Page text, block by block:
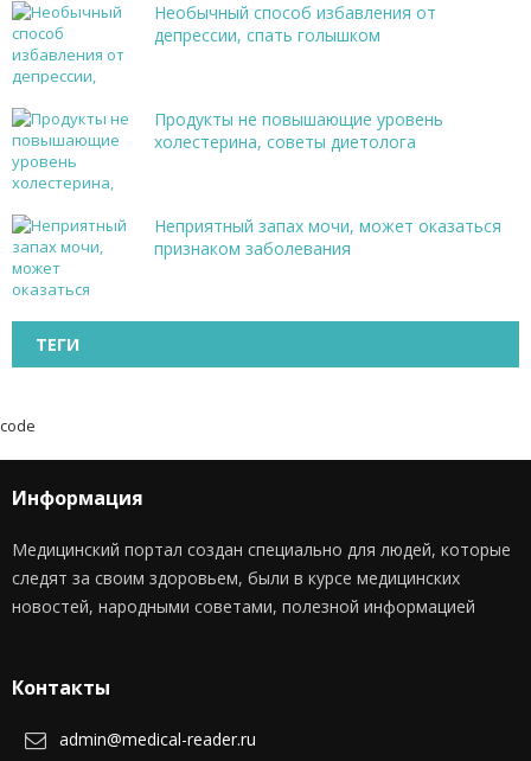
Необычный способ избавления от
депрессии, спать голышком
Продукты не повышающие уровень
холестерина, советы диетолога
Неприятный запах мочи, может оказаться
признаком заболевания
ТЕГИ
code
Информация
Медицинский портал создан специально для людей, которые
следят за своим здоровьем, были в курсе медицинских
новостей, народными советами, полезной информацией
Контакты
admin@medical-reader.ru